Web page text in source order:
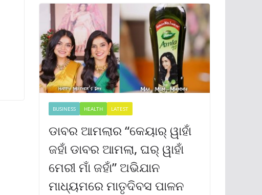
BUSINESS HEALTH LATEST
ଡାବର ଆମଲାର “କେୟାର୍ ୱାହାଁ
ଜହାଁ ଡାବର ଆମଲା, ଘର୍ ୱାହାଁ
ମେରୀ ମାଁ ଜହାଁ” ଅଭିଯାନ
ମାଧ୍ୟମରେ ମାତୃଦିବସ ପାଳନ